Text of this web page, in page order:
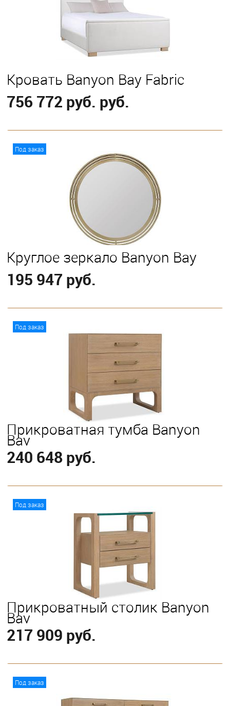
Eastern King Queen
Кровать Banyon Bay Fabric
756 772 руб. руб.
Queen
Под заказ
Круглое зеркало Banyon Bay
195 947 руб.
Под заказ
Прикроватная тумба Banyon
Bay
240 648 руб.
Под заказ
Прикроватный столик Banyon
Bay
217 909 руб.
Под заказ